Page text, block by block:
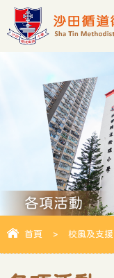
各項活動
首頁 > 校風及支援